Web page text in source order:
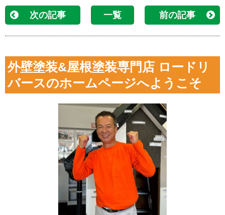
次の記事 一覧 前の記事
外壁塗装&屋根塗装専門店 ロードリ
バースのホームページへようこそ